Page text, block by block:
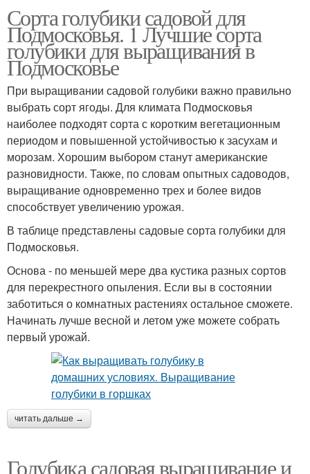
Сорта голубики садовой для
Подмосковья. 1 Лучшие сорта
голубики для выращивания в
Подмосковье
При выращивании садовой голубики важно правильно
выбрать сорт ягоды. Для климата Подмосковья
наиболее подходят сорта с коротким вегетационным
периодом и повышенной устойчивостью к засухам и
морозам. Хорошим выбором станут американские
разновидности. Также, по словам опытных садоводов,
выращивание одновременно трех и более видов
способствует увеличению урожая.
В таблице представлены садовые сорта голубики для
Подмосковья.
Основа - по меньшей мере два кустика разных сортов
для перекрестного опыления. Если вы в состоянии
заботиться о комнатных растениях остальное сможете.
Начинать лучше весной и летом уже можете собрать
первый урожай.
читать дальше →
Голубика садовая выращивание и